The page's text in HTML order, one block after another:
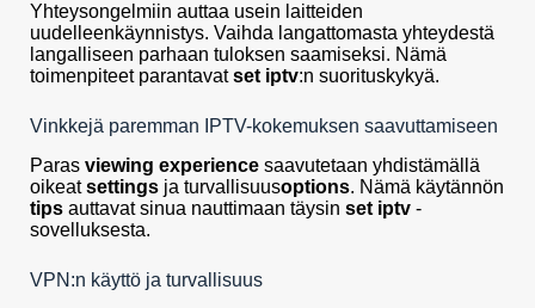
Yhteysongelmiin auttaa usein laitteiden
uudelleenkäynnistys. Vaihda langattomasta yhteydestä
langalliseen parhaan tuloksen saamiseksi. Nämä
toimenpiteet parantavatset iptv:n suorituskykyä.
Vinkkejä paremman IPTV-kokemuksen saavuttamiseen
Paras viewing experience saavutetaan yhdistämällä
oikeatsettings ja turvallisuusoptions. Nämä käytännön
tips auttavat sinua nauttimaan täysin set iptv -
sovelluksesta.
VPN:n käyttö ja turvallisuus